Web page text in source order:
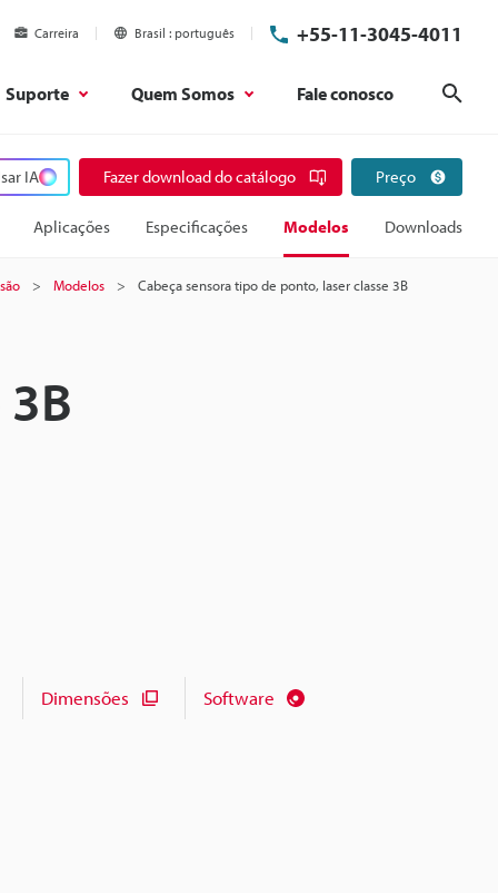
Carreira Brasil português +55-11-3045-4011
Suporte Quem Somos Fale conosco
IA Fazer download do catálogo Preço
Aplicações Especificações Modelos Downloads
Modelos Cabeça sensora tipo de ponto, laser classe 3B
Dimensões Software